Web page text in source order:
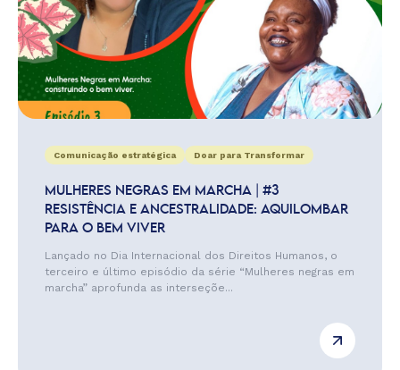
Comunicação estratégica Doar para Transformar
MULHERES NEGRAS EM MARCHA | #3
RESISTÊNCIA E ANCESTRALIDADE: AQUILOMBAR
PARA O BEM VIVER
Lançado no Dia Internacional dos Direitos Humanos, o
terceiro e último episódio da série “Mulheres negras em
marcha” aprofunda as interseçõe...